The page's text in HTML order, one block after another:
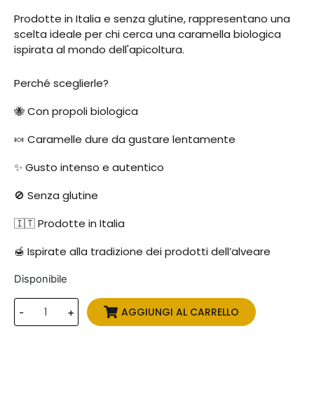
Prodotte in Italia e senza glutine, rappresentano una
scelta ideale per chi cerca una caramella biologica
ispirata al mondo dell'apicoltura.
Perché sceglierle?
🐝 Con propoli biologica
🍬 Caramelle dure da gustare lentamente
✨ Gusto intenso e autentico
🚫 Senza glutine
🇮🇹 Prodotte in Italia
🍯 Ispirate alla tradizione dei prodotti dell’alveare
Disponibile
- + AGGIUNGI AL CARRELLO